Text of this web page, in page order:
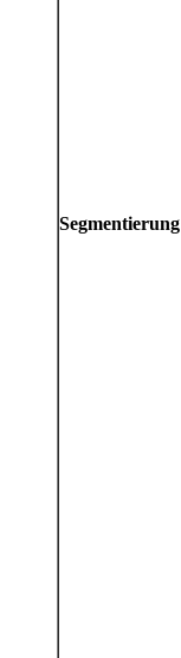
Segmentierung